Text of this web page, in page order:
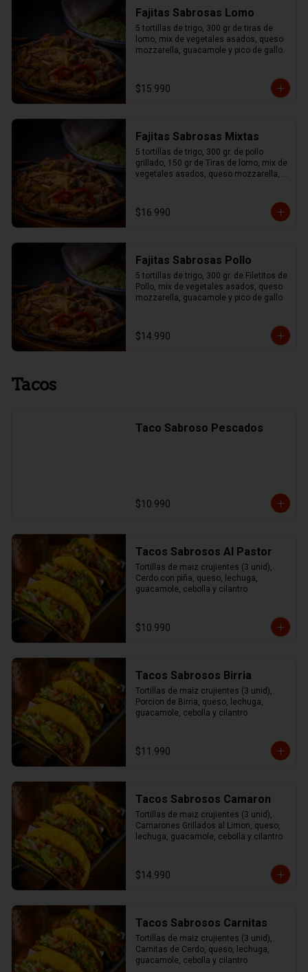
Fajitas Sabrosas Lomo
5 tortillas de trigo, 300 gr de tiras de
lomo, mix de vegetales asados, queso
mozzarella, guacamole y pico de gallo.
$15.990
Fajitas Sabrosas Mixtas
5 tortillas de trigo, 300 gr. de pollo
grillado, 150 gr de Tiras de lomo, mix de
vegetales asados, queso mozzarella,
$16.990
Fajitas Sabrosas Pollo
5 tortillas de trigo, 300 gr. de Filetitos de
Pollo, mix de vegetales asados, queso
mozzarella, guacamole y pico de gallo
$14.990
Tacos
Taco Sabroso Pescados
$10.990
Tacos Sabrosos Al Pastor
Tortillas de maiz crujientes (3 unid),
Cerdo con piña, queso, lechuga,
guacamole, cebolla y cilantro
$10.990
Tacos Sabrosos Birria
Tortillas de maiz crujientes (3 unid),
Porcion de Birria, queso, lechuga,
guacamole, cebolla y cilantro
$11.990
Tacos Sabrosos Camaron
Tortillas de maiz crujientes (3 unid),
Camarones Grillados al Limon, queso,
lechuga, guacamole, cebolla y cilantro
$14.990
Tacos Sabrosos Carnitas
Tortillas de maiz crujientes (3 unid),
Carnitas de Cerdo, queso, lechuga,
guacamole, cebolla y cilantro